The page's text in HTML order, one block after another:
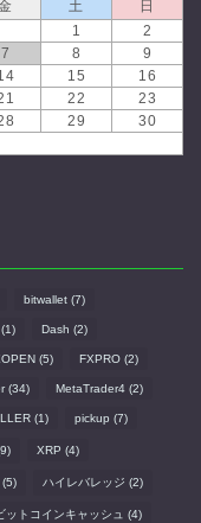
土
日
1
2
7 8
9
15
16
22
23
29
30
bitwallet (7)
(1) Dash (2)
(5) FXPRO (2)
(34) MetaTrader4 (2)
(1) pickup (7)
XRP (4)
(5) ハイレバレッジ (2)
ットコインキャッシュ (4)